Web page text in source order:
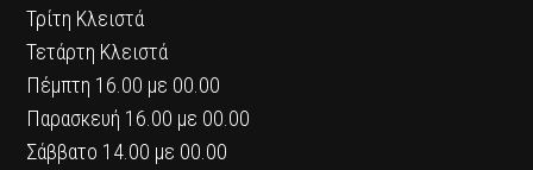
Τρίτη Κλειστά
Τετάρτη Κλειστά
Πέμπτη 16.00 με 00.00
Παρασκευή 16.00 με 00.00
Σάββατο 14.00 με 00.00